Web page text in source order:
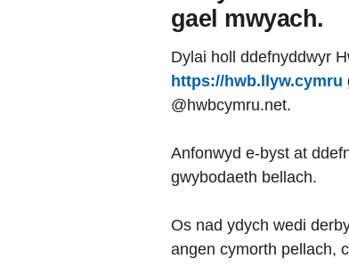
gael mwyach.
Dylai holl ddefnyddwyr
https://hwb.llyw.cymru
@hwbcymru.net.
Anfonwyd e-byst at
gwybodaeth bellach.
Os nad ydych wedi
angen cymorth pellach,